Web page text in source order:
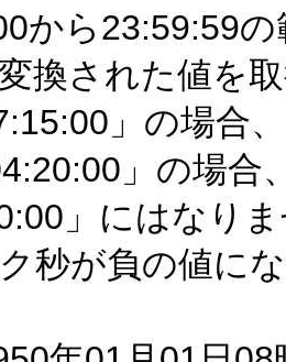
から23:59:59
換された値を
」の場合
」の場合
」にはなり
秒が負の値に